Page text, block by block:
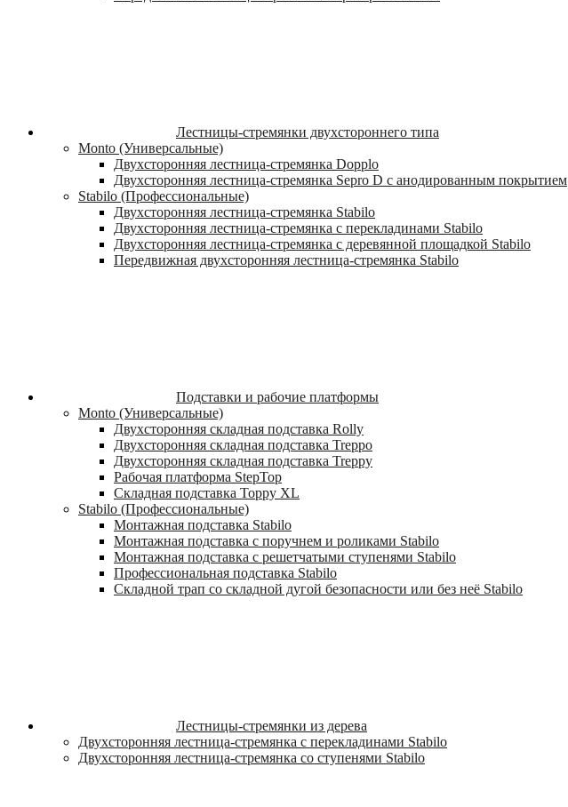
Лестницы-стремянки двухстороннего типа
Monto (Универсальные)
Двухсторонняя лестница-стремянка Dopplo
Двухсторонняя лестница-стремянка Sepro D с анодированным покрытием
Stabilo (Профессиональные)
Двухсторонняя лестница-стремянка Stabilo
Двухсторонняя лестница-стремянка с перекладинами Stabilo
Двухсторонняя лестница-стремянка с деревянной площадкой Stabilo
Передвижная двухсторонняя лестница-стремянка Stabilo
Подставки и рабочие платформы
Monto (Универсальные)
Двухсторонняя складная подставка Rolly
Двухсторонняя складная подставка Treppo
Двухсторонняя складная подставка Treppy
Рабочая платформа StepTop
Складная подставка Toppy XL
Stabilo (Профессиональные)
Монтажная подставка Stabilo
Монтажная подставка с поручнем и роликами Stabilo
Монтажная подставка с решетчатыми ступенями Stabilo
Профессиональная подставка Stabilo
Складной трап со складной дугой безопасности или без неё Stabilo
Лестницы-стремянки из дерева
Двухсторонняя лестница-стремянка с перекладинами Stabilo
Двухсторонняя лестница-стремянка со ступенями Stabilo